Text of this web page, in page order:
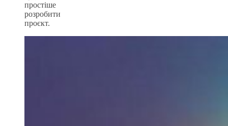
простіше
розробити
проєкт.